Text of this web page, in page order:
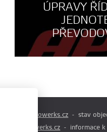
ÚPRAVY
prodej@autowerks.cz
stav
info@autowerks.cz
informace